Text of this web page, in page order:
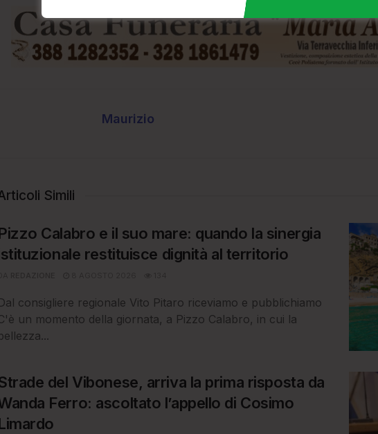
Maurizio
Simili
Calabro e il suo mare: quando la sinergia
restituisce dignità al territorio
consigliere regionale Vito Pitaro riceviamo e pubblichiamo
un momento della giornata, a Pizzo Calabro, in cui la
del Vibonese, arriva la prima risposta da
Ferro: ascoltato l’appello di Cosimo